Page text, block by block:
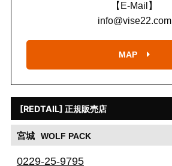
【E-Mail】
info@vise22.com
MAP
[REDTAIL] 正規販売店
宮城 WOLF PACK
0229-25-9795